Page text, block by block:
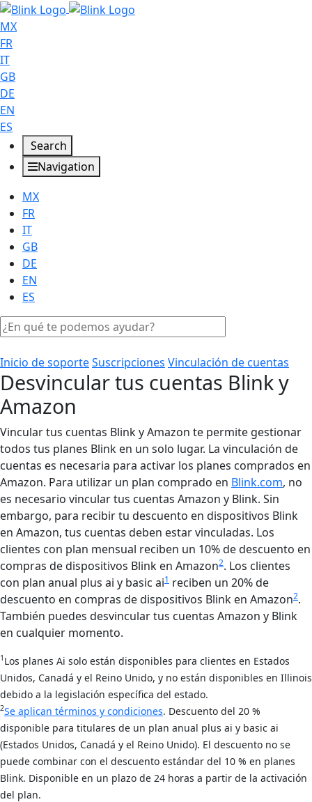
MX
FR
IT
GB
DE
EN
ES
Search
Navigation
MX
FR
IT
GB
DE
EN
ES
Inicio de soporteSuscripciones Vinculación de cuentas
Desvincular tus cuentas Blink y
Amazon
Vincular tus cuentas Blink y Amazon te permite gestionar
todos tus planes Blink en un solo lugar. La vinculación de
cuentas es necesaria para activar los planes comprados en
Amazon. Para utilizar un plan comprado en Blink.com, no
es necesario vincular tus cuentas Amazon y Blink. Sin
embargo, para recibir tu descuento en dispositivos Blink
en Amazon, tus cuentas deben estar vinculadas. Los
clientes con plan mensual reciben un 10% de descuento en
compras de dispositivos Blink en Amazon2. Los clientes
con plan anual plus ai y basic ai1 reciben un 20% de
descuento en compras de dispositivos Blink en Amazon2.
También puedes desvincular tus cuentas Amazon y Blink
en cualquier momento.
1 Los planes Ai solo están disponibles para clientes en Estados
Unidos, Canadá y el Reino Unido, y no están disponibles en Illinois
debido a la legislación específica del estado.
2Se aplican términos y condiciones. Descuento del 20 %
disponible para titulares de un plan anual plus ai y basic ai
(Estados Unidos, Canadá y el Reino Unido). El descuento no se
puede combinar con el descuento estándar del 10 % en planes
Blink. Disponible en un plazo de 24 horas a partir de la activación
del plan.